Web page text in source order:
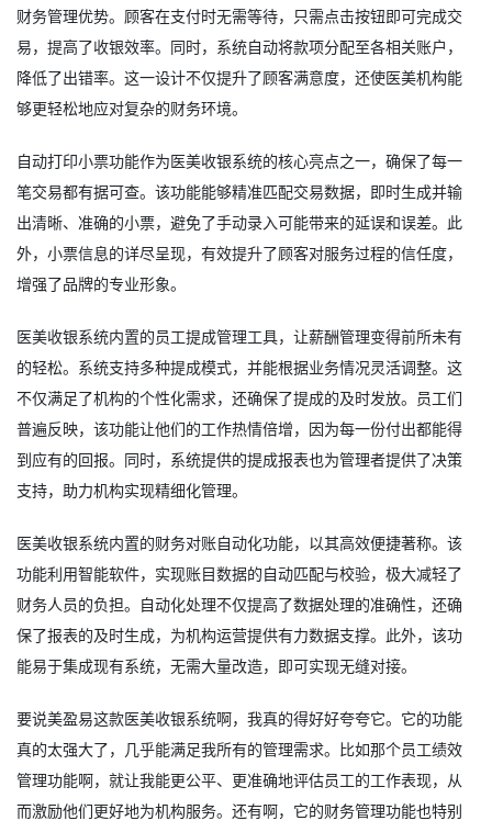
财务管理优势。顾客在支付时无需等待，只需点击按钮即可完成交
易，提高了收银效率。同时，系统自动将款项分配至各相关账户，
降低了出错率。这一设计不仅提升了顾客满意度，还使医美机构能
够更轻松地应对复杂的财务环境。
自动打印小票功能作为医美收银系统的核心亮点之一，确保了每一
笔交易都有据可查。该功能能够精准匹配交易数据，即时生成并输
出清晰、准确的小票，避免了手动录入可能带来的延误和误差。此
外，小票信息的详尽呈现，有效提升了顾客对服务过程的信任度，
增强了品牌的专业形象。
医美收银系统内置的员工提成管理工具，让薪酬管理变得前所未有
的轻松。系统支持多种提成模式，并能根据业务情况灵活调整。这
不仅满足了机构的个性化需求，还确保了提成的及时发放。员工们
普遍反映，该功能让他们的工作热情倍增，因为每一份付出都能得
到应有的回报。同时，系统提供的提成报表也为管理者提供了决策
支持，助力机构实现精细化管理。
医美收银系统内置的财务对账自动化功能，以其高效便捷著称。该
功能利用智能软件，实现账目数据的自动匹配与校验，极大减轻了
财务人员的负担。自动化处理不仅提高了数据处理的准确性，还确
保了报表的及时生成，为机构运营提供有力数据支撑。此外，该功
能易于集成现有系统，无需大量改造，即可实现无缝对接。
要说美盈易这款医美收银系统啊，我真的得好好夸夸它。它的功能
真的太强大了，几乎能满足我所有的管理需求。比如那个员工绩效
管理功能啊，就让我能更公平、更准确地评估员工的工作表现，从
而激励他们更好地为机构服务。还有啊，它的财务管理功能也特别